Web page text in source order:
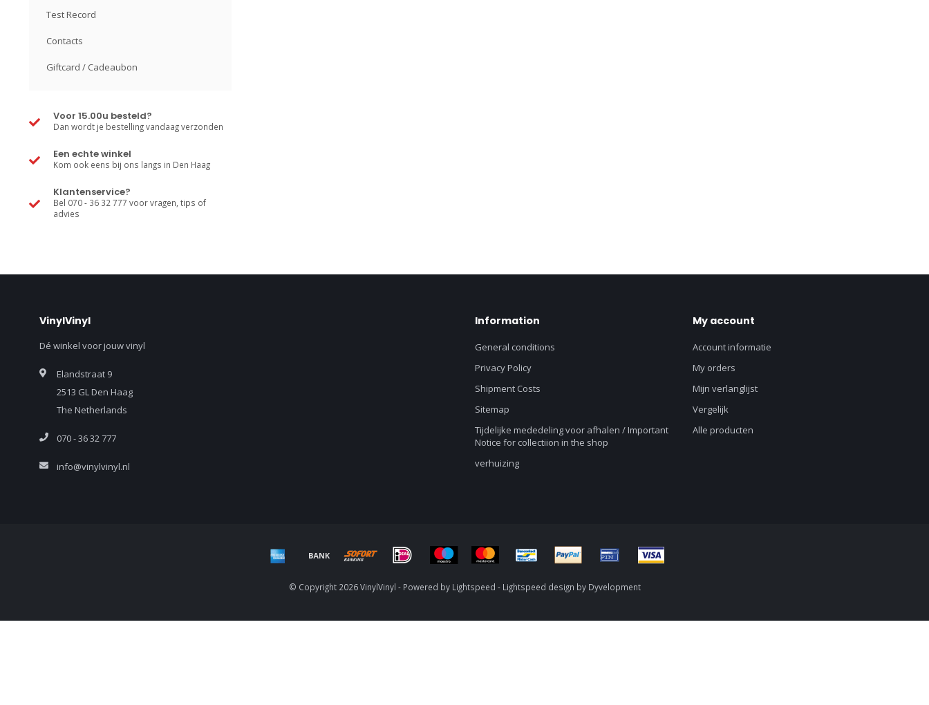
Test Record
Contacts
Giftcard / Cadeaubon
Voor 15.00u besteld?
Dan wordt je bestelling vandaag verzonden
Een echte winkel
Kom ook eens bij ons langs in Den Haag
Klantenservice?
Bel 070 - 36 32 777 voor vragen, tips of
advies
VinylVinyl
Dé winkel voor jouw vinyl
Elandstraat 9
2513 GL Den Haag
The Netherlands
070 - 36 32 777
info@vinylvinyl.nl
Information
General conditions
Privacy Policy
Shipment Costs
Sitemap
Tijdelijke mededeling voor afhalen / Important
Notice for collectiion in the shop
verhuizing
My account
Account informatie
My orders
Mijn verlanglijst
Vergelijk
Alle producten
© Copyright 2026 VinylVinyl - Powered by Lightspeed - Lightspeed design by Dyvelopment